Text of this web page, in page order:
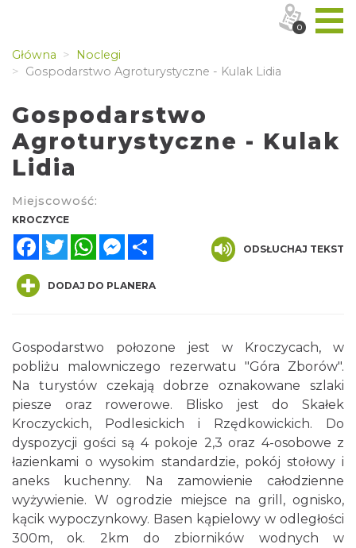
Główna
Noclegi
Gospodarstwo Agroturystyczne - Kulak Lidia
Gospodarstwo
Agroturystyczne - Kulak
Lidia
Miejscowość:
KROCZYCE
FacebookTwitterWhatsAppMessenger
ODSŁUCHAJ TEKST
DODAJ DO PLANERA
Gospodarstwo połozone jest w Kroczycach, w
pobliżu malowniczego rezerwatu "Góra Zborów".
Na turystów czekają dobrze oznakowane szlaki
piesze oraz rowerowe. Blisko jest do Skałek
Kroczyckich, Podlesickich i Rzędkowickich. Do
dyspozycji gości są 4 pokoje 2,3 oraz 4-osobowe z
łazienkami o wysokim standardzie, pokój stołowy i
aneks kuchenny. Na zamowienie całodzienne
wyżywienie. W ogrodzie miejsce na grill, ognisko,
kącik wypoczynkowy. Basen kąpielowy w odległości
300m, ok. 2km do zbiorników wodnych w
0